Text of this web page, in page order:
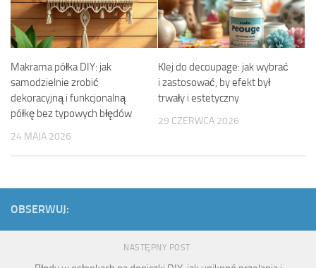
Makrama półka DIY: jak
samodzielnie zrobić
dekoracyjną i funkcjonalną
półkę bez typowych błędów
24 MAJA 2026
Klej do decoupage: jak wybrać
i zastosować, by efekt był
trwały i estetyczny
29 CZERWCA 2026
OBSERWUJ:
NASTĘPNY POST